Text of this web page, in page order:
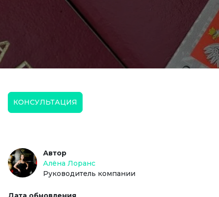
КОНСУЛЬТАЦИЯ
Автор
Алёна Лоранс
Руководитель компании